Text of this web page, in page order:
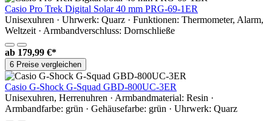
Casio Pro Trek Digital Solar 40 mm PRG-69-1ER
Unisexuhren · Uhrwerk: Quarz · Funktionen: Thermometer, Alarm,
Weltzeit · Armbandverschluss: Dornschließe
ab 179,99 €*
6 Preise vergleichen
Casio G-Shock G-Squad GBD-800UC-3ER
Unisexuhren, Herrenuhren · Armbandmaterial: Resin ·
Armbandfarbe: grün · Gehäusefarbe: grün · Uhrwerk: Quarz